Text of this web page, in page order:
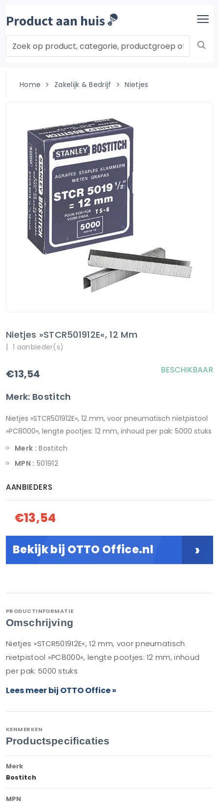
Home Zakelijk & Bedrijf Nietjes
Nietjes »STCR501912E«, 12 Mm
| 1 aanbieder(s)
€13,54
Merk: Bostitch
BESCHIKBAAR
Nietjes »STCR501912E«, 12 mm, voor pneumatisch nietpistool
»PC8000«, lengte pootjes: 12 mm, inhoud per pak: 5000 stuks
Merk : Bostitch
MPN : 501912
AANBIEDERS
€13,54
Bekijk bij OTTO Office.nl ›
PRODUCTINFORMATIE
Omschrijving
Nietjes »STCR501912E«, 12 mm, voor pneumatisch
nietpistool »PC8000«, lengte pootjes: 12 mm, inhoud
per pak: 5000 stuks
Lees meer bij OTTO Office »
KENMERKEN
Productspecificaties
Merk
Bostitch
MPN